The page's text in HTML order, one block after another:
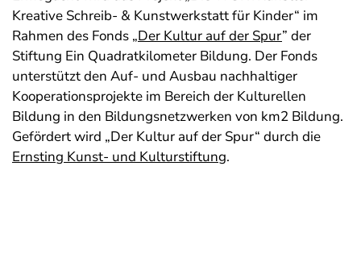
Kreative Schreib- & Kunstwerkstatt für Kinder“ im
Rahmen des Fonds „Der Kultur auf der Spur” der
Stiftung Ein Quadratkilometer Bildung. Der Fonds
unterstützt den Auf- und Ausbau nachhaltiger
Kooperationsprojekte im Bereich der Kulturellen
Bildung in den Bildungsnetzwerken von km2 Bildung.
Gefördert wird „Der Kultur auf der Spur“ durch die
Ernsting Kunst- und Kulturstiftung.